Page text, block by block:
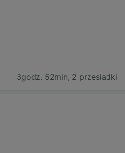
3godz. 52min, 2 przesiadki